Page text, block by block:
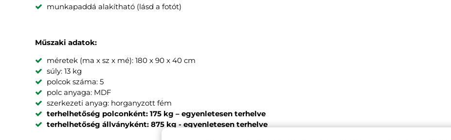
munkapaddá alakítható (lásd a fotót)
Műszaki adatok:
méretek (ma x sz x mé): 180 x 90 x 40 cm
súly: 13 kg
polcok száma: 5
polc anyaga: MDF
szerkezeti anyag: horganyzott fém
terhelhetőség polconként: 175 kg – egyenletesen terhelve
terhelhetőség állványként: 875 kg - egyenletesen terhelve